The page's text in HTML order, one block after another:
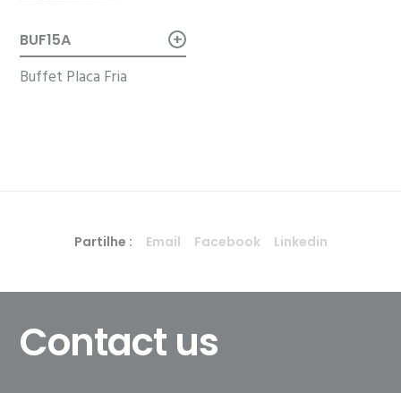
BUF15A +
Buffet Placa Fria
Partilhe : Email Facebook Linkedin
Contact us